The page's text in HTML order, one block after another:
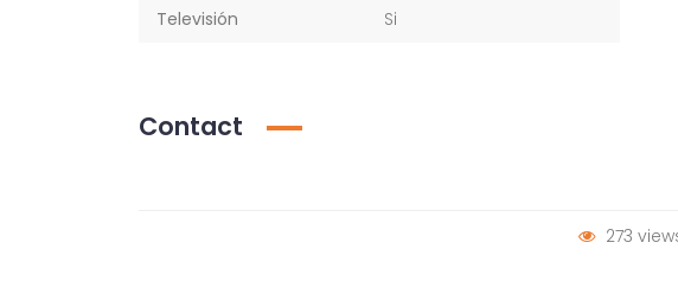
Televisión
Si
Contact
273